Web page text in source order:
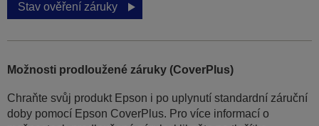
Stav ověření záruky
Možnosti prodloužené záruky (CoverPlus)
Chraňte svůj produkt Epson i po uplynutí standardní záruční
doby pomocí Epson CoverPlus. Pro více informací o